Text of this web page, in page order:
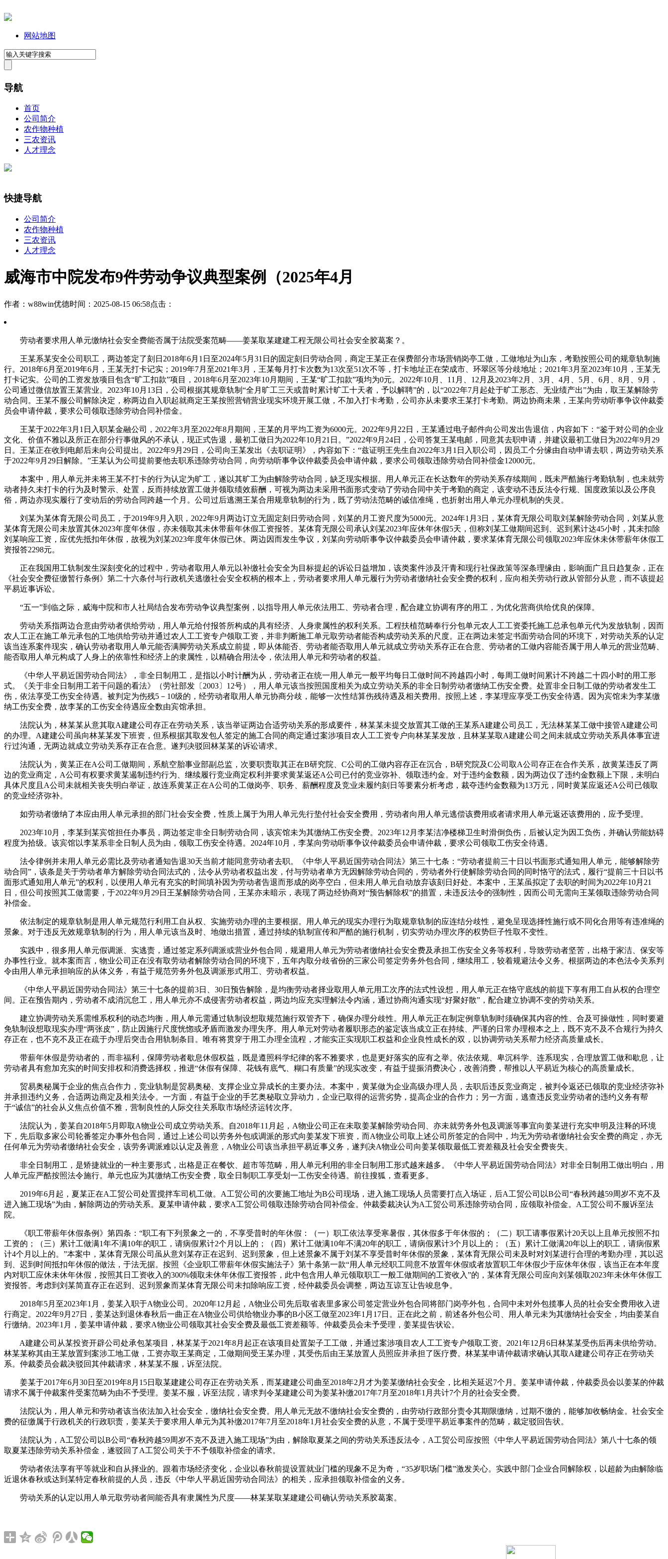
网站地图
导航
首页
公司简介
农作物种植
三农资讯
人才理念
快捷导航
公司简介
农作物种植
三农资讯
人才理念
威海市中院发布9件劳动争议典型案例（2025年4月
作者：w88win优德时间：2025-08-15 06:58点击：
劳动者要求用人单元缴纳社会安全费能否属于法院受案范畴——姜某取某建建工程无限公司社会安全胶葛案？。
王某系某安全公司职工，两边签定了刻日2018年6月1日至2024年5月31日的固定刻日劳动合同，商定王某正在保费部分市场营销岗亭工做，工做地址为山东，考勤按照公司的规章轨制施
行。2018年6月至2019年6月，王某无打卡记实；2019年7月至2021年3月，王某每月打卡次数为13次至51次不等，打卡地址正在荣成市、环翠区等分歧地址；2021年3月至2023年10月，王某无
打卡记实。公司的工资发放项目包含“旷工扣款”项目，2018年6月至2023年10月期间，王某“旷工扣款”项均为0元。2022年10月、11月、12月及2023年2月、3月、4月、5月、6月、8月、9月，
公司通过微信放置王某营业。2023年10月13日，公司根据其规章轨制“全月旷工三天或昔时累计旷工十天者，予以解聘”的，以“2022年7月起处于旷工形态、无业绩产出”为由，取王某解除劳
动合同。王某不服公司解除决定，称两边自入职起就商定王某按照营销营业现实环境开展工做，不加入打卡考勤，公司亦从未要求王某打卡考勤。两边协商未果，王某向劳动听事争议仲裁委
员会申请仲裁，要求公司领取违除劳动合同补偿金。
王某于2022年3月1日入职某金融公司，2022年3月至2022年8月期间，王某的月平均工资为6000元。2022年9月22日，王某通过电子邮件向公司发出告退信，内容如下：“鉴于对公司的企业
文化、价值不雅以及所正在部分行事做风的不承认，现正式告退，最初工做日为2022年10月21日。”2022年9月24日，公司答复王某电邮，同意其去职申请，并建议最初工做日为2022年9月29
日。王某正在收到电邮后未向公司提出。2022年9月29日，公司向王某发出《去职证明》，内容如下：“兹证明王先生自2022年3月1日入职公司，因员工个分缘由自动申请去职，两边劳动关系
于2022年9月29日解除。”王某认为公司提前要他去职系违除劳动合同，向劳动听事争议仲裁委员会申请仲裁，要求公司领取违除劳动合同补偿金12000元。
本案中，用人单元并未将王某不打卡的行为认定为旷工，遂以其旷工为由解除劳动合同，缺乏现实根据。用人单元正在长达数年的劳动关系存续期间，既未严酷施行考勤轨制，也未就劳
动者持久未打卡的行为及时警示、处置，反而持续放置工做并领取绩效薪酬，可视为两边未采用书面形式变动了劳动合同中关于考勤的商定，该变动不违反法令行规、国度政策以及公序良
俗，两边亦现实履行了变动后的劳动合同跨越一个月。公司过后逃溯王某合用规章轨制的行为，既了劳动法范畴的诚信准绳，也折射出用人单元办理机制的失灵。
刘某为某体育无限公司员工，于2019年9月入职，2022年9月两边订立无固定刻日劳动合同，刘某的月工资尺度为5000元。2024年1月3日，某体育无限公司取刘某解除劳动合同，刘某从意
某体育无限公司未放置其休2023年度年休假，亦未领取其未休带薪年休假工资报答。某体育无限公司承认刘某2023年应休年休假5天，但称刘某工做期间迟到、迟到累计达45小时，其未扣除
刘某响应工资，应优先抵扣年休假，故视为刘某2023年度年休假已休。两边因而发生争议，刘某向劳动听事争议仲裁委员会申请仲裁，要求某体育无限公司领取2023年应休未休带薪年休假工
资报答2298元。
正在我国用工轨制发生深刻变化的过程中，劳动者取用人单元以补缴社会安全为目标提起的诉讼日益增加，该类案件涉及汗青和现行社保政策等深条理缘由，影响面广且日趋复杂，正在
《社会安全费征缴暂行条例》第二十六条付与行政机关逃缴社会安全权柄的根本上，劳动者要求用人单元履行为劳动者缴纳社会安全费的权利，应向相关劳动行政从管部分从意，而不该提起
平易近事诉讼。
“五一”到临之际，威海中院和市人社局结合发布劳动争议典型案例，以指导用人单元依法用工、劳动者合理，配合建立协调有序的用工，为优化营商供给优良的保障。
劳动关系指两边合意由劳动者供给劳动，用人单元给付报答所构成的具有经济、人身隶属性的权利关系。工程扶植范畴奉行分包单元农人工工资委托施工总承包单元代为发放轨制，因而
农人工正在施工单元承包的工地供给劳动并通过农人工工资专户领取工资，并非判断施工单元取劳动者能否构成劳动关系的尺度。正在两边未签定书面劳动合同的环境下，对劳动关系的认定
该当连系案件现实，确认劳动者取用人单元能否满脚劳动关系成立前提，即从体能否、劳动者能否取用人单元就成立劳动关系存正在合意、劳动者的工做内容能否属于用人单元的营业范畴、
能否取用人单元构成了人身上的依靠性和经济上的隶属性，以精确合用法令，依法用人单元和劳动者的权益。
《中华人平易近国劳动合同法》，非全日制用工，是指以小时计酬为从，劳动者正在统一用人单元一般平均每日工做时间不跨越四小时，每周工做时间累计不跨越二十四小时的用工形
式。《关于非全日制用工若干问题的看法》（劳社部发〔2003〕12号），用人单元该当按照国度相关为成立劳动关系的非全日制劳动者缴纳工伤安全费。处置非全日制工做的劳动者发生工
伤，依法享受工伤安全待遇。被判定为伤残5－10级的，经劳动者取用人单元协商分歧，能够一次性结算伤残待遇及相关费用。按照上述，李某理应享受工伤安全待遇。因为宾馆未为李某缴
纳工伤安全费，故李某的工伤安全待遇应全数由宾馆承担。
法院认为，林某某从意其取A建建公司存正在劳动关系，该当举证两边合适劳动关系的形成要件，林某某未提交放置其工做的王某系A建建公司员工，无法林某某工做中接管A建建公司
的办理。A建建公司虽向林某某发下班资，但系根据其取发包人签定的施工合同的商定通过案涉项目农人工工资专户向林某某发放，且林某某取A建建公司之间未就成立劳动关系具体事宜进
行过沟通，无两边就成立劳动关系存正在合意。遂判决驳回林某某的诉讼请求。
法院认为，黄某正在A公司工做期间，系航空胎事业部副总监，次要职责取其正在B研究院、C公司的工做内容存正在沉合，B研究院及C公司取A公司存正在合作关系，故黄某违反了两
边的竞业商定，A公司有权要求黄某遏制违约行为、继续履行竞业商定权利并要求黄某返还A公司已付的竞业弥补、领取违约金。对于违约金数额，因为两边仅了违约金数额上下限，未明白
具体尺度且A公司未就相关丧失明白举证，故连系黄某正在A公司的工做岗亭、职务、薪酬程度及竞业未履约刻日等要素分析考虑，裁夺违约金数额为13万元，同时黄某应返还A公司已领取
的竞业经济弥补。
如劳动者缴纳了本应由用人单元承担的部门社会安全费，性质上属于为用人单元先行垫付社会安全费用，劳动者向用人单元逃偿该费用或者请求用人单元返还该费用的，应予受理。
2023年10月，李某到某宾馆担任办事员，两边签定非全日制劳动合同，该宾馆未为其缴纳工伤安全费。2023年12月李某洁净楼梯卫生时滑倒负伤，后被认定为因工负伤，并确认劳能妨碍
程度为拾级。该宾馆以李某系非全日制人员为由，领取工伤安全待遇。2024年10月，李某向劳动听事争议仲裁委员会申请仲裁，要求公司领取工伤安全待遇。
法令律例并未用人单元必需比及劳动者通知告退30天当前才能同意劳动者去职。《中华人平易近国劳动合同法》第三十七条：“劳动者提前三十日以书面形式通知用人单元，能够解除劳
动合同”，该条是关于劳动者单方解除劳动合同法式的，法令从劳动者权益出发，付与劳动者单方无因解除劳动合同的，劳动者外行使解除劳动合同的同时恪守的法式，履行“提前三十日以书
面形式通知用人单元”的权利，以便用人单元有充实的时间填补因为劳动者告退而形成的岗亭空白，但未用人单元自动放弃该刻日好处。本案中，王某虽拟定了去职的时间为2022年10月21
日，但公司按照其工做需要，于2022年9月29日王某解除劳动合同，王某亦未暗示，表现了两边经协商对“预告解除权”的措置，未违反法令的强制性，因而公司无需向王某领取违除劳动合同
补偿金。
依法制定的规章轨制是用人单元规范行利用工自从权、实施劳动办理的主要根据。用人单元的现实办理行为取规章轨制的应连结分歧性，避免呈现选择性施行或不同化合用等有违准绳的
景象。对于违反无效规章轨制的行为，用人单元该当及时、地做出措置，通过持续的轨制宣传和严酷的施行机制，切实劳动办理次序的权势巨子性取不变性。
实践中，很多用人单元假调派、实逃责，通过签定系列调派或营业外包合同，规避用人单元为劳动者缴纳社会安全费及承担工伤安全义务等权利，导致劳动者坚苦，出格于家洁、保安等
办事性行业。就本案而言，物业公司正在没有取劳动者解除劳动合同的环境下，五年内取分歧省份的三家公司签定劳务外包合同，继续用工，较着规避法令义务。根据两边的本色法令关系判
令由用人单元承担响应的从体义务，有益于规范劳务外包及调派形式用工、劳动者权益。
《中华人平易近国劳动合同法》第三十七条的提前3日、30日预告解除，是均衡劳动者择业取用人单元用工次序的法式性设想，用人单元正在恪守底线的前提下享有用工自从权的合理空
间。正在预告期内，劳动者不成消沉怠工，用人单元亦不成侵害劳动者权益，两边均应充实理解法令内涵，通过协商沟通实现“好聚好散”，配合建立协调不变的劳动关系。
建立协调劳动关系需维系权利的动态均衡，用人单元需通过轨制设想取规范施行双管齐下，确保办理分歧性。用人单元正在制定例章轨制时须确保其内容的性、合及可操做性，同时要避
免轨制设想取现实办理“两张皮”，防止因施行尺度恍惚或矛盾而激发办理失序。用人单元对劳动者履职形态的鉴定该当成立正在持续、严谨的日常办理根本之上，既不克不及不合规行为持久
存正在，也不克不及正在疏于办理后突击合用轨制条目。唯有将贯穿于用工办理全流程，才能实正实现职工权益和企业良性成长的双，以协调劳动关系帮力经济高质量成长。
带薪年休假是劳动者的，而非福利，保障劳动者歇息休假权益，既是遵照科学纪律的客不雅要求，也是更好落实的应有之举。依法依规、卑沉科学、连系现实，合理放置工做和歇息，让
劳动者具有愈加充实的时间安排权和消费选择权，推进“休假有保障、花钱有底气、糊口有质量”的现实改变，有益于提振消费决心，改善消费，帮推以人平易近为核心的高质量成长。
贸易奥秘属于企业的焦点合作力，竞业轨制是贸易奥秘、支撑企业立异成长的主要办法。本案中，黄某做为企业高级办理人员，去职后违反竞业商定，被判令返还已领取的竞业经济弥补
并承担违约义务，合适两边商定及相关法令。一方面，有益于企业的手艺奥秘取立异动力，企业已取得的运营劣势，提高企业的合作力；另一方面，逃查违反竞业劳动者的违约义务有帮
于“诚信”的社会从义焦点价值不雅，营制良性的人际交往关系取市场经济运转次序。
法院认为，姜某自2018年5月即取A物业公司成立劳动关系。自2018年11月起，A物业公司正在未取姜某解除劳动合同、亦未就劳务外包及调派等事宜向姜某进行充实申明及注释的环境
下，先后取多家公司轮番签定办事外包合同，通过上述公司以劳务外包或调派的形式向姜某发下班资，而A物业公司取上述公司所签定的合同中，均无为劳动者缴纳社会安全费的商定，亦无
任何单元为劳动者缴纳社会安全，该劳务调派难以认定及善意，A物业公司该当承担平易近事义务，遂判决A物业公司向姜某领取最低工资差额及社会安全费丧失。
非全日制用工，是矫捷就业的一种主要形式，出格是正在餐饮、超市等范畴，用人单元利用的非全日制用工形式越来越多。《中华人平易近国劳动合同法》对非全日制用工做出明白，用
人单元应严酷按照法令施行。单元也应为其缴纳工伤安全费，取全日制职工享受划一工伤安全待遇。前往搜狐，查看更多。
2019年6月起，夏某正在A工贸公司处置搅拌车司机工做。A工贸公司的次要施工地址为B公司现场，进入施工现场人员需要打点入场证，后A工贸公司以B公司“春秋跨越59周岁不克不及
进入施工现场”为由，解除两边的劳动关系。夏某申请仲裁，要求A工贸公司领取违除劳动合同补偿金。仲裁委裁决认为A工贸公司系违除劳动合同，应领取补偿金。A工贸公司不服诉至法
院。
《职工带薪年休假条例》第四条：“职工有下列景象之一的，不享受昔时的年休假：（一）职工依法享受寒暑假，其休假多于年休假的；（二）职工请事假累计20天以上且单元按照不扣
工资的；（三）累计工做满1年不满10年的职工，请病假累计2个月以上的；（四）累计工做满10年不满20年的职工，请病假累计3个月以上的；（五）累计工做满20年以上的职工，请病假累
计4个月以上的。”本案中，某体育无限公司虽从意刘某存正在迟到、迟到景象，但上述景象不属于刘某不享受昔时年休假的景象，某体育无限公司未及时对刘某进行合理的考勤办理，其以迟
到、迟到时间抵扣年休假的做法，于法无据。按照《企业职工带薪年休假实施法子》第十条第一款“用人单元经职工同意不放置年休假或者放置职工年休假少于应休年休假，该当正在本年度
内对职工应休未休年休假，按照其日工资收入的300%领取未休年休假工资报答，此中包含用人单元领取职工一般工做期间的工资收入”的，某体育无限公司应向刘某领取2023年未休年休假工
资报答。考虑到刘某简直存正在迟到、迟到景象而某体育无限公司未扣除响应工资，经仲裁委员会调整，两边互谅互让告竣息争。
2018年5月至2023年1月，姜某入职于A物业公司。2020年12月起，A物业公司先后取省表里多家公司签定营业外包合同将部门岗亭外包，合同中未对外包揽事人员的社会安全费用收入进
行商定。2022年9月27日，姜某达到退休春秋后一曲正在A物业公司供给物业办事的B小区工做至2023年1月17日。正在此之前，前述各外包公司、用人单元未为其缴纳社会安全，均由姜某自
行缴纳。2023年1月，姜某申请仲裁，要求A物业公司领取其社会安全费及最低工资差额等。仲裁委员会未予受理，姜某提告状讼。
A建建公司从某投资开辟公司处承包某项目，林某某于2021年8月起正在该项目处置架子工工做，并通过案涉项目农人工工资专户领取工资。2021年12月6日林某某受伤后再未供给劳动。
林某某称其由王某放置到案涉工地工做，工资亦取王某商定，工做期间受王某办理，其受伤后由王某放置人员照应并承担了医疗费。林某某申请仲裁请求确认其取A建建公司存正在劳动关
系。仲裁委员会裁决驳回其仲裁请求，林某某不服，诉至法院。
姜某于2017年6月30日至2019年8月15日取某建建公司存正在劳动关系，而某建建公司曲至2018年2月才为姜某缴纳社会安全，比相关延迟7个月。姜某申请仲裁，仲裁委员会以姜某的仲裁
请求不属于仲裁案件受案范畴为由不予受理。姜某不服，诉至法院，请求判令某建建公司为姜某补缴2017年7月至2018年1月共计7个月的社会安全费。
法院认为，用人单元和劳动者该当依法加入社会安全，缴纳社会安全费。用人单元无故不缴纳社会安全费的，由劳动行政部分责令其期限缴纳，过期不缴的，能够加收畅纳金。社会安全
费的征缴属于行政机关的行政职责，姜某关于要求用人单元为其补缴2017年7月至2018年1月社会安全费的从意，不属于受理平易近事案件的范畴，裁定驳回告状。
法院认为，A工贸公司以B公司“春秋跨越59周岁不克不及进入施工现场”为由，解除取夏某之间的劳动关系违反法令，A工贸公司应按照《中华人平易近国劳动合同法》第八十七条的领
取夏某违除劳动关系补偿金，遂驳回了A工贸公司关于不予领取补偿金的请求。
劳动者依法享有平等就业和自从择业的。跟着市场经济变化，企业以春秋前提设置就业门槛的现象不足为奇，“35岁职场门槛”激发关心。实践中部门企业合同解除权，以超龄为由解除临
近退休春秋或达到某特定春秋前提的人员，违反《中华人平易近国劳动合同法》的相关，应承担领取补偿金的义务。
劳动关系的认定以用人单元取劳动者间能否具有隶属性为尺度——林某某取某建建公司确认劳动关系胶葛案。